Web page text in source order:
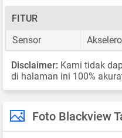
FITUR
Sensor
Disclaimer: Kami tidak
di halaman ini 100%
Foto Blackview